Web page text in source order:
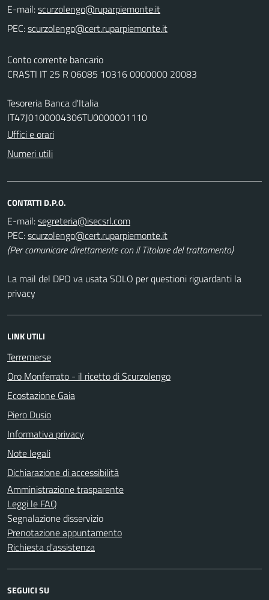
E-mail:
PEC:
Conto corrente bancario
CRASTI IT 25 R 06085 10316 0000000 20083
Tesoreria Banca d'Italia
IT47J0100004306TU0000001110
Uffici e orari
Numeri utili
CONTATTI D.P.O.
E-mail:
PEC:
(Per comunicare direttamente con il Titolare del trattamento)
La mail del DPO va usata SOLO per questioni riguardanti la
privacy
LINK UTILI
Terremerse
Oro Monferrato - il ricetto di Scurzolengo
Ecostazione Gaia
Piero Dusio
Informativa privacy
Note legali
Dichiarazione di accessibilità
Amministrazione trasparente
Leggi le FAQ
Segnalazione disservizio
Prenotazione appuntamento
Richiesta d'assistenza
SEGUICI SU